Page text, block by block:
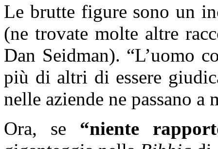
Le brutte figure sono un
(ne trovate molte altre
Dan Seidman). “L’uomo
più di altri di essere
nelle aziende ne passano a
Ora, se “niente